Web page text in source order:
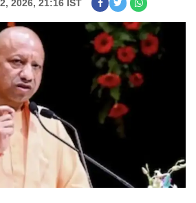
2026, 21:16 IST